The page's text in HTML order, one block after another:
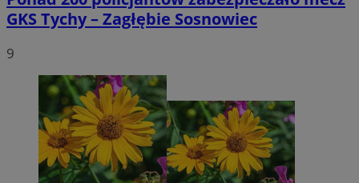
GKS Tychy – Zagłębie Sosnowiec
9